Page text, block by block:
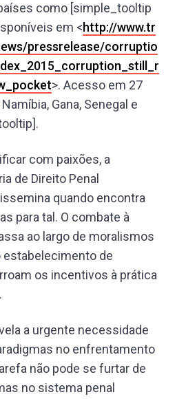
como [simple_tooltip
em <http://www.tr
pressrelease/corruptio
>. Acesso em 27
Namíbia, Gana, Senegal e
com paixões, a
de Direito Penal
quando encontra
para tal. O combate à
ao largo de moralismos
estabelecimento de
os incentivos à prática
a urgente necessidade
no enfrentamento
não pode se furtar de
no sistema penal